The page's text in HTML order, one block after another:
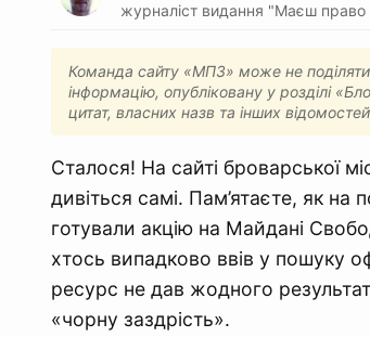
журналіст видання "Маєш право
Команда сайту «МПЗ» може не поділяти
інформацію, опубліковану у розділі
цитат, власних назв та інших
Сталося! На сайті броварської
дивіться самі. Пам’ятаєте, як на
готували акцію на Майдані
хтось випадково ввів у пошуку
ресурс не дав жодного
«чорну заздрість».